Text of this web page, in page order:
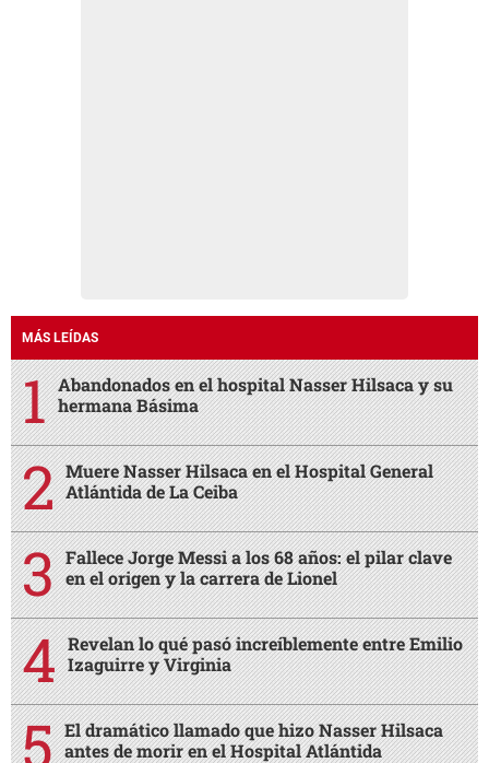
MÁS LEÍDAS
Abandonados en el hospital Nasser Hilsaca y su
hermana Básima
Muere Nasser Hilsaca en el Hospital General
Atlántida de La Ceiba
Fallece Jorge Messi a los 68 años: el pilar clave
en el origen y la carrera de Lionel
Revelan lo qué pasó increíblemente entre Emilio
Izaguirre y Virginia
El dramático llamado que hizo Nasser Hilsaca
antes de morir en el Hospital Atlántida